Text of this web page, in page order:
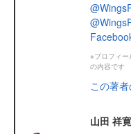
※プロフィー
の内容です
この著
山田 祥